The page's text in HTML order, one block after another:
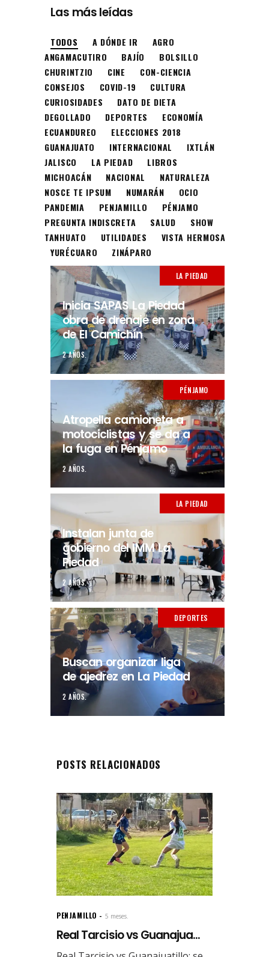
Las más leídas
TODOS A DÓNDE IR
AGRO
ANGAMACUTIRO
BAJÍO
BOLSILLO
CHURINTZIO
CINE
CON-CIENCIA
CONSEJOS
COVID-19
CULTURA
CURIOSIDADES
DATO DE DIETA
DEGOLLADO
DEPORTES
ECONOMÍA
ECUANDUREO
ELECCIONES 2018
GUANAJUATO
INTERNACIONAL
IXTLÁN
JALISCO
LA PIEDAD
LIBROS
MICHOACÁN
NACIONAL
NATURALEZA
NOSCE TE IPSUM
NUMARÁN
OCIO
PANDEMIA
PENJAMILLO
PÉNJAMO
PREGUNTA INDISCRETA
SALUD
SHOW
TANHUATO
UTILIDADES
VISTA HERMOSA
YURÉCUARO
ZINÁPARO
LA PIEDAD
Inicia SAPAS La Piedad
obra de drenaje en zona
de El Camichín
2 AÑOS.
PÉNJAMO
Atropella camioneta a
motociclistas y se da a
la fuga en Pénjamo
2 AÑOS.
LA PIEDAD
Instalan junta de
gobierno del IMM La
Piedad
2 AÑOS.
DEPORTES
Buscan organizar liga
de ajedrez en La Piedad
2 AÑOS.
POSTS RELACIONADOS
PENJAMILLO 5 meses.
Real Tarcisio vs Guanajua...